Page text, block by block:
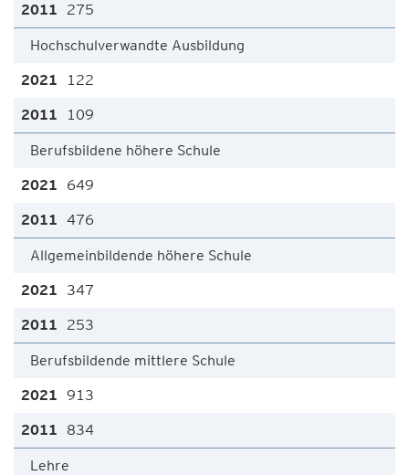
275
Hochschulverwandte Ausbildung
122
109
Berufsbildene höhere Schule
649
476
Allgemeinbildende höhere Schule
347
253
Berufsbildende mittlere Schule
913
834
Lehre